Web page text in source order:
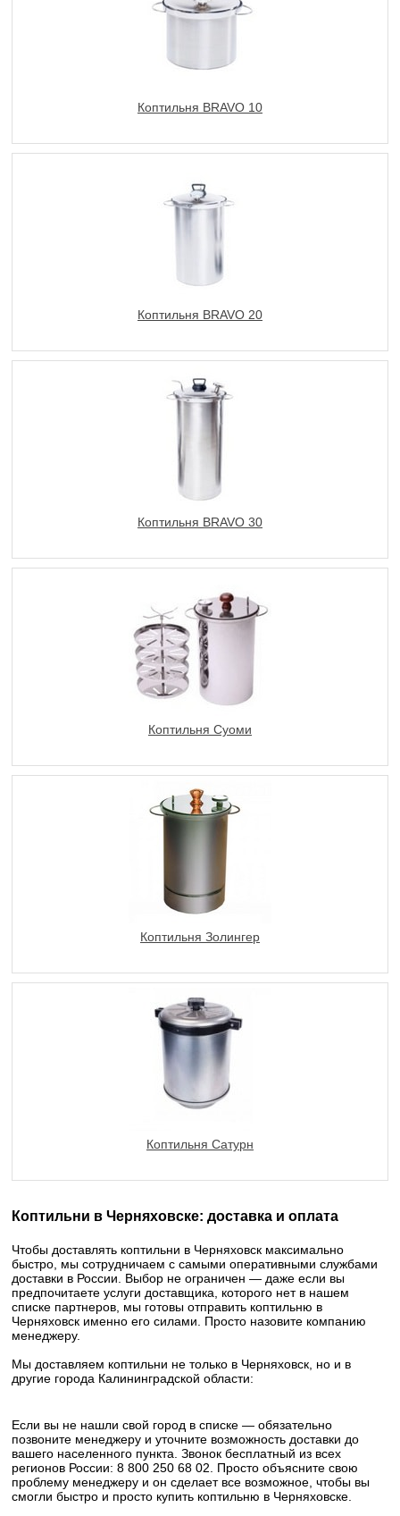
Коптильня BRAVO 10
Коптильня BRAVO 20
Коптильня BRAVO 30
Коптильня Суоми
Коптильня Золингер
Коптильня Сатурн
Коптильни в Черняховске: доставка и оплата
Чтобы доставлять коптильни в Черняховск максимально
быстро, мы сотрудничаем с самыми оперативными службами
доставки в России. Выбор не ограничен — даже если вы
предпочитаете услуги доставщика, которого нет в нашем
списке партнеров, мы готовы отправить коптильню в
Черняховск именно его силами. Просто назовите компанию
менеджеру.
Мы доставляем коптильни не только в Черняховск, но и в
другие города Калининградской области:
Если вы не нашли свой город в списке — обязательно
позвоните менеджеру и уточните возможность доставки до
вашего населенного пункта. Звонок бесплатный из всех
регионов России: 8 800 250 68 02. Просто объясните свою
проблему менеджеру и он сделает все возможное, чтобы вы
смогли быстро и просто купить коптильню в Черняховске.